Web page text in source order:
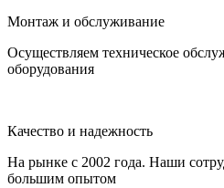
Монтаж и обслуживание
Осуществляем техническое
оборудования
Качество и надежность
На рынке с 2002 года. Наши
большим опытом